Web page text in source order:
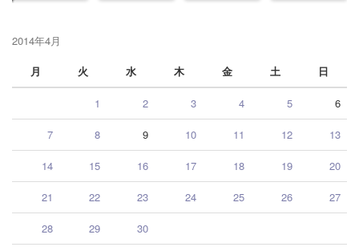
2014年4月
月
火 水 木 金 土 日
1 2 3 4 5 6
7 8 9 10 11 12 13
14 15 16 17 18 19 20
21 22 23 24 25 26 27
28 29 30